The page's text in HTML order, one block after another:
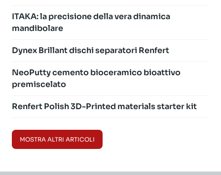
ITAKA: la precisione della vera dinamica
mandibolare
Dynex Brillant dischi separatori Renfert
NeoPutty cemento bioceramico bioattivo
premiscelato
Renfert Polish 3D-Printed materials starter kit
MOSTRA ALTRI ARTICOLI